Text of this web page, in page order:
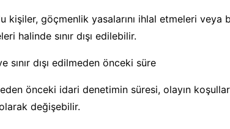
kişiler, göçmenlik yasalarını ihlal etmeleri veya
halinde sınır dışı edilebilir.
sınır dışı edilmeden önceki süre
önceki idari denetimin süresi, olayın
değişebilir.